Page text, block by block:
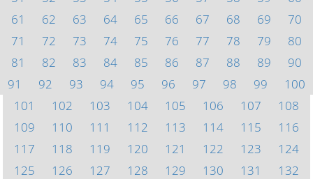
61
62 63 64 65 66 67 68 69
70
71
72 73 74 75 76 77 78 79
80
81
82 83 84 85 86 87 88 89
90
91
92 93 94 95 96 97 98 99
100
101
102 103 104 105 106 107
108
109
110 111 112 113 114 115
116
117
118 119 120 121 122 123
124
125
126 127 128 129 130 131
132